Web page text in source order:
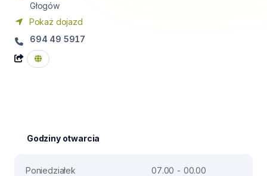
Głogów
Pokaż dojazd
694 49 5917
Godziny otwarcia
Poniedziałek
07.00 - 00.00